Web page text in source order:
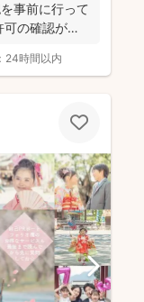
事前に行って
の確認が必
24時間以内